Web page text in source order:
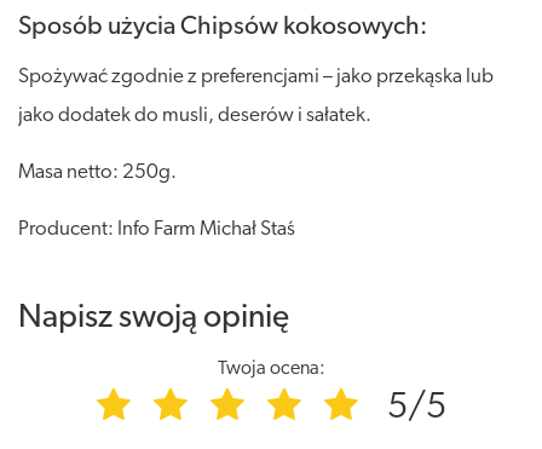
Sposób użycia Chipsów kokosowych:
Spożywać zgodnie z preferencjami – jako przekąska lub
jako dodatek do musli, deserów i sałatek.
Masa netto: 250g.
Producent: Info Farm Michał Staś
Napisz swoją opinię
Twoja ocena:
5/5